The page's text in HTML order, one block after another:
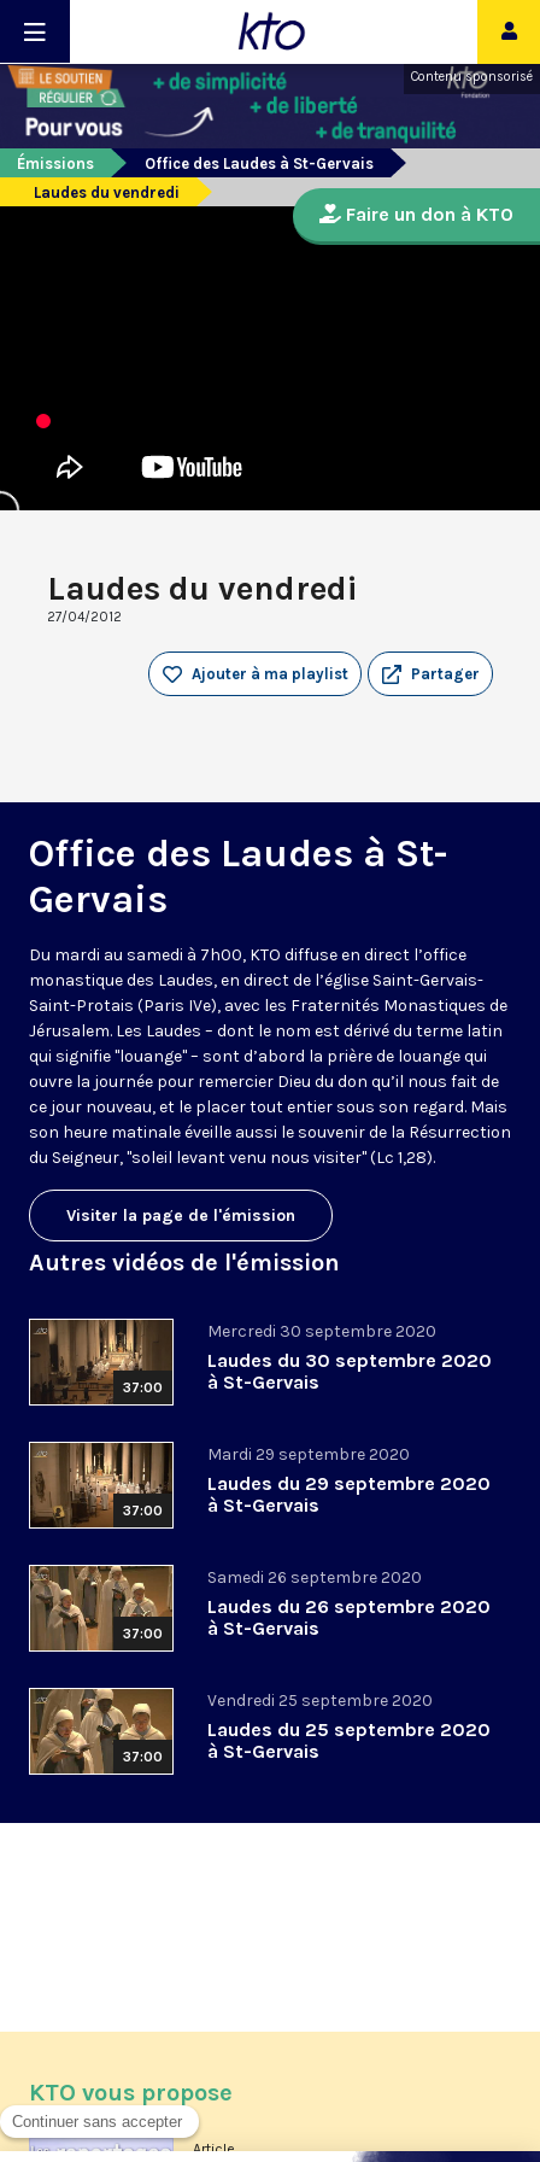
Contenu sponsorisé
Émissions
Office des Laudes à St-Gervais
Laudes du vendredi
Laudes du vendredi
27/04/2012
Partager
Ajouter à ma playlist
Office des Laudes à St-
Gervais
Du mardi au samedi à 7h00, KTO diffuse en direct l’office
monastique des Laudes, en direct de l’église Saint-Gervais-
Saint-Protais (Paris IVe), avec les Fraternités Monastiques de
Jérusalem. Les Laudes – dont le nom est dérivé du terme latin
qui signifie "louange" – sont d’abord la prière de louange qui
ouvre la journée pour remercier Dieu du don qu’il nous fait de
ce jour nouveau, et le placer tout entier sous son regard. Mais
son heure matinale éveille aussi le souvenir de la Résurrection
du Seigneur, "soleil levant venu nous visiter" (Lc 1,28).
Visiter la page de l'émission
Autres vidéos de l'émission
37:00
Mercredi 30 septembre 2020
Laudes du 30 septembre 2020
à St-Gervais
37:00
Mardi 29 septembre 2020
Laudes du 29 septembre 2020
à St-Gervais
37:00
Samedi 26 septembre 2020
Laudes du 26 septembre 2020
à St-Gervais
37:00
Vendredi 25 septembre 2020
Laudes du 25 septembre 2020
à St-Gervais
Faire un don à KTO
KTO vous propose
Article